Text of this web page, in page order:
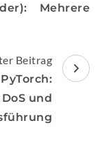
Mehrere
Beitrag
und